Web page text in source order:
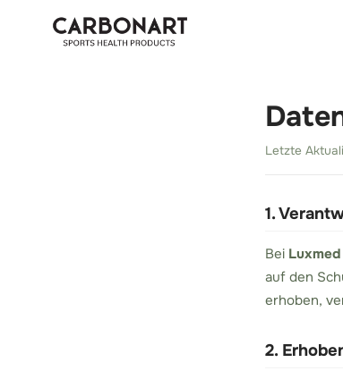
Letzte
1.
Bei
auf den
erhoben,
2.